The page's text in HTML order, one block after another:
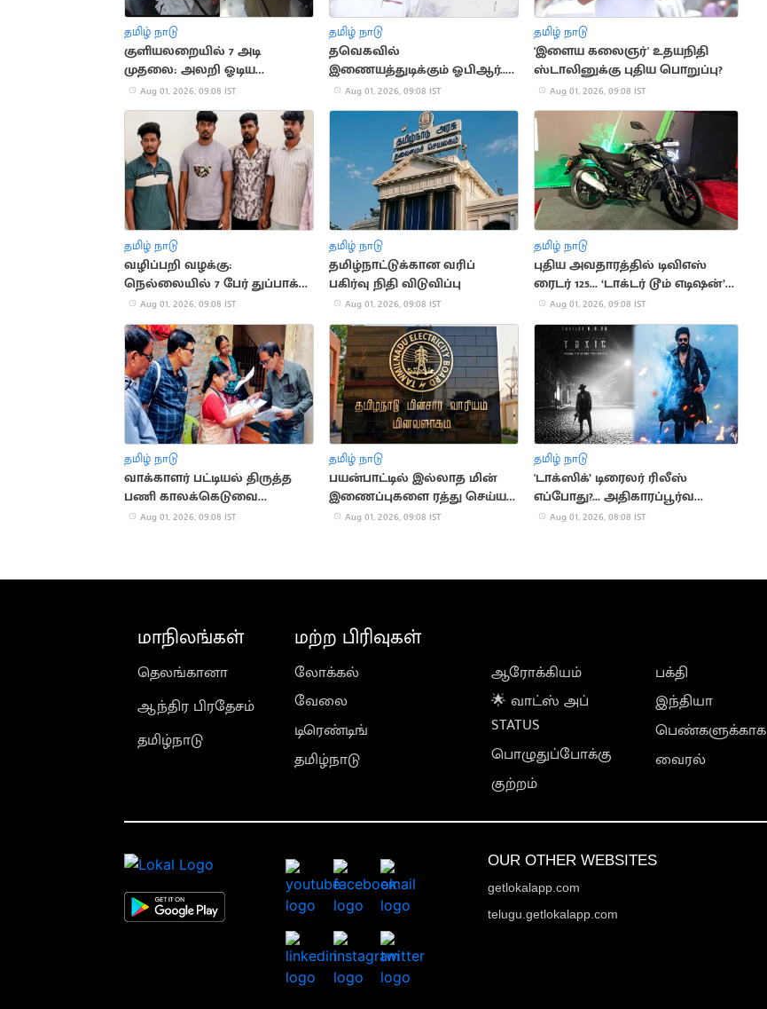
தமிழ் நாடு
குளியலறையில் 7 அடி
முதலை: அலறி ஓடிய
குடும்பத்தினர்
Aug 01, 2026, 09:08 IST
தமிழ் நாடு
தவெகவில்
இணையத்துடிக்கும் ஓபிஆர்..
விடாப்பிடியாய் நிற்கும் ஓபிஎஸ்
Aug 01, 2026, 09:08 IST
தமிழ் நாடு
'இளைய கலைஞர்' உதயநிதி
ஸ்டாலினுக்கு புதிய பொறுப்பு?
Aug 01, 2026, 09:08 IST
தமிழ் நாடு
வழிப்பறி வழக்கு:
நெல்லையில் 7 பேர் துப்பாக்கி
முனையில் கைது
Aug 01, 2026, 09:08 IST
தமிழ் நாடு
தமிழ்நாட்டுக்கான வரிப்
பகிர்வு நிதி விடுவிப்பு
Aug 01, 2026, 09:08 IST
தமிழ் நாடு
புதிய அவதாரத்தில் டிவிஎஸ்
ரைடர் 125... ‘டாக்டர் டூம் எடிஷன்’
அறிமுகம்
Aug 01, 2026, 09:08 IST
தமிழ் நாடு
வாக்காளர் பட்டியல் திருத்த
பணி காலக்கெடுவை
நீட்டித்தது தேர்தல் ஆணையம்
Aug 01, 2026, 09:08 IST
தமிழ் நாடு
பயன்பாட்டில் இல்லாத மின்
இணைப்புகளை ரத்து செய்ய
முடிவு
Aug 01, 2026, 09:08 IST
தமிழ் நாடு
'டாக்ஸிக்’ டிரைலர் ரிலீஸ்
எப்போது?... அதிகாரப்பூர்வ
அறிவிப்பால் உற்சாகத்தில்
Aug 01, 2026, 08:08 IST
மாநிலங்கள்
தெலங்கானா
ஆந்திர பிரதேசம்
தமிழ்நாடு
மற்ற பிரிவுகள்
லோக்கல்
வேலை
டிரெண்டிங்
தமிழ்நாடு
ஆரோக்கியம்
🌟 வாட்ஸ் அப்
STATUS
பொழுதுப்போக்கு
குற்றம்
பக்தி
இந்தியா
பெண்களுக்காக
வைரல்
OUR OTHER WEBSITES
getlokalapp.com
telugu.getlokalapp.com